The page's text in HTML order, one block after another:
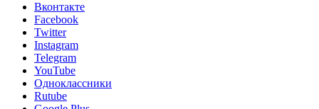
Вконтакте
Facebook
Twitter
Instagram
Telegram
YouTube
Одноклассники
Rutube